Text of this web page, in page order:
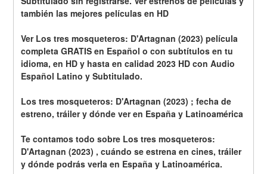
también las mejores películas en HD
Ver Los tres mosqueteros: D'Artagnan (2023) película
completa GRATIS en Español o con subtítulos en tu
idioma, en HD y hasta en calidad 2023 HD con Audio
Español Latino y Subtitulado.
Los tres mosqueteros: D'Artagnan (2023) ; fecha de
estreno, tráiler y dónde ver en España y Latinoamérica
Te contamos todo sobre Los tres mosqueteros:
D'Artagnan (2023) , cuándo se estrena en cines, tráiler
y dónde podrás verla en España y Latinoamérica.